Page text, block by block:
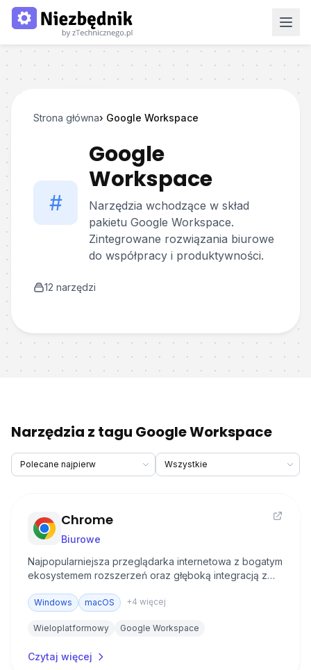
Strona główna› Google Workspace
#
Google
Workspace
Narzędzia wchodzące w skład
pakietu Google Workspace.
Zintegrowane rozwiązania biurowe
do współpracy i produktywności.
12 narzędzi
Narzędzia z tagu Google Workspace
Chrome
Biurowe
Najpopularniejsza przeglądarka internetowa z bogatym
ekosystemem rozszerzeń oraz głęboką integracją z
Windows macOS +4 więcej
Wieloplatformowy Google Workspace
Czytaj więcej